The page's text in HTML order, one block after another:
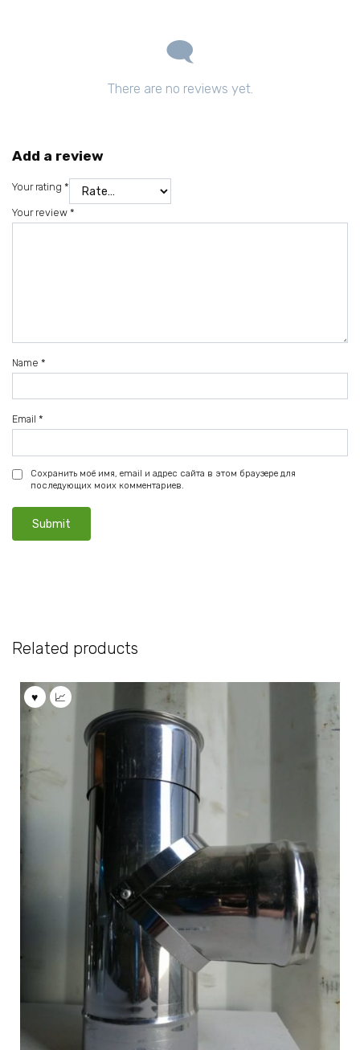
There are no reviews yet.
Add a review
Your rating *
Your review *
Name *
Email *
Сохранить моё имя, email и адрес сайта в этом браузере для
последующих моих комментариев.
Related products